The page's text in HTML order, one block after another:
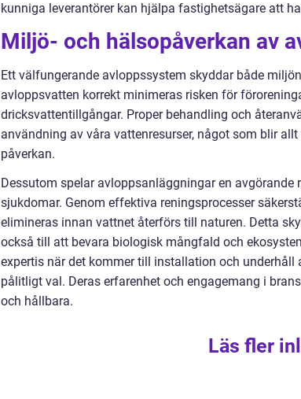
kunniga leverantörer kan hjälpa fastighetsägare att
Miljö- och hälsopåverkan av
Ett välfungerande avloppssystem skyddar både
avloppsvatten korrekt minimeras risken för
dricksvattentillgångar. Proper behandling och
användning av våra vattenresurser, något som blir
påverkan.
Dessutom spelar avloppsanläggningar en
sjukdomar. Genom effektiva reningsprocesser
elimineras innan vattnet återförs till naturen. Detta
också till att bevara biologisk mångfald och
expertis när det kommer till installation och underhåll
pålitligt val. Deras erfarenhet och engagemang i
och hållbara.
Läs fler